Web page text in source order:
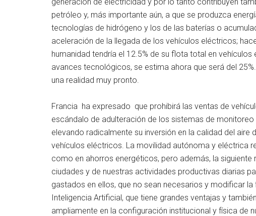
petróleo y, más importante aún, a que se produzca
tecnologías de hidrógeno y los de las baterías o
aceleración de la llegada de los vehículos eléctricos;
humanidad tendría el 12.5% de su flota total en
avances tecnológicos, se estima ahora que será del
una realidad muy pronto.
Francia ha expresado que prohibirá las ventas de
escándalo de adulteración de los sistemas de
elevando radicalmente su inversión en la calidad del
vehículos eléctricos. La movilidad autónoma y eléctrica
como en ahorros energéticos, pero además, la
ciudades y de nuestras actividades productivas diarias
gastados en ellos, que no sean necesarios y modificar
Inteligencia Artificial, que tiene grandes ventajas y
ampliamente en la configuración institucional y física de